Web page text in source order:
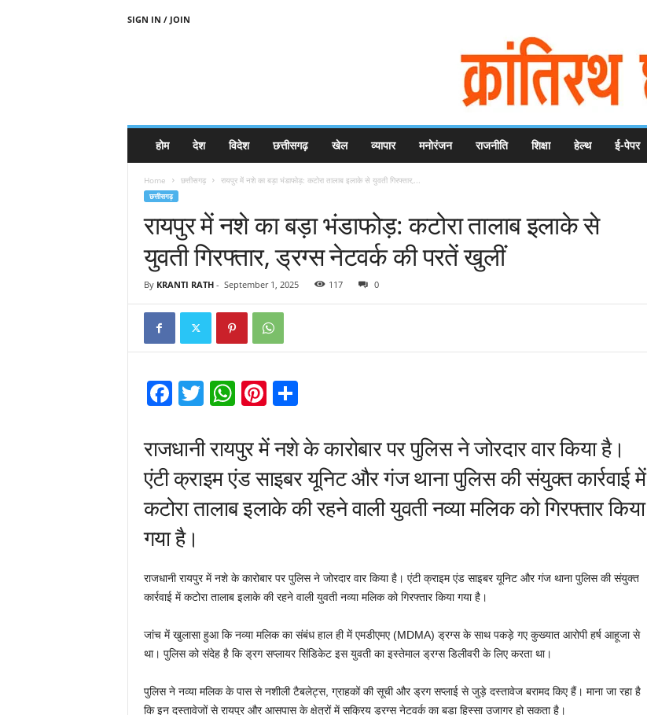
SIGN IN / JOIN
होम देश विदेश छत्तीसगढ़ खेल व्यापार मनोरंजन राजनीति शिक्षा हेल्थ ई-पेपर
Home छत्तीसगढ़ रायपुर में नशे का बड़ा भंडाफोड़: कटोरा तालाब इलाके से युवती गिरफ्तार,...
छत्तीसगढ़
रायपुर में नशे का बड़ा भंडाफोड़: कटोरा तालाब इलाके से
युवती गिरफ्तार, ड्रग्स नेटवर्क की परतें खुलीं
By KRANTI RATH- September 1, 2025 117 0
F
c
e
b
o
o
k
T
tt
er
W
at
s
A
p
Pi
er
e
st
ar
e
राजधानी रायपुर में नशे के कारोबार पर पुलिस ने जोरदार वार किया है।
एंटी क्राइम एंड साइबर यूनिट और गंज थाना पुलिस की संयुक्त कार्रवाई में
कटोरा तालाब इलाके की रहने वाली युवती नव्या मलिक को गिरफ्तार किया
गया है।
राजधानी रायपुर में नशे के कारोबार पर पुलिस ने जोरदार वार किया है। एंटी क्राइम एंड साइबर यूनिट और गंज थाना पुलिस की संयुक्त
कार्रवाई में कटोरा तालाब इलाके की रहने वाली युवती नव्या मलिक को गिरफ्तार किया गया है।
जांच में खुलासा हुआ कि नव्या मलिक का संबंध हाल ही में एमडीएमए (MDMA) ड्रग्स के साथ पकड़े गए कुख्यात आरोपी हर्ष आहूजा से
था। पुलिस को संदेह है कि ड्रग सप्लायर सिंडिकेट इस युवती का इस्तेमाल ड्रग्स डिलीवरी के लिए करता था।
पुलिस ने नव्या मलिक के पास से नशीली टैबलेट्स, ग्राहकों की सूची और ड्रग सप्लाई से जुड़े दस्तावेज बरामद किए हैं। माना जा रहा है
कि इन दस्तावेजों से रायपुर और आसपास के क्षेत्रों में सक्रिय ड्रग्स नेटवर्क का बड़ा हिस्सा उजागर हो सकता है।